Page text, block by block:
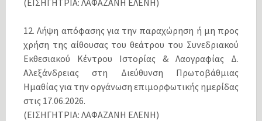
12. Λήψη απόφασης για την παραχώρηση ή μη προς
χρήση της αίθουσας του θεάτρου του Συνεδριακού
Εκθεσιακού Κέντρου Ιστορίας & Λαογραφίας Δ.
Αλεξάνδρειας στη Διεύθυνση Πρωτοβάθμιας
Ημαθίας για την οργάνωση επιμορφωτικής ημερίδας
στις 17.06.2026.
(ΕΙΣΗΓΗΤΡΙΑ: ΛΑΦΑΖΑΝΗ ΕΛΕΝΗ)